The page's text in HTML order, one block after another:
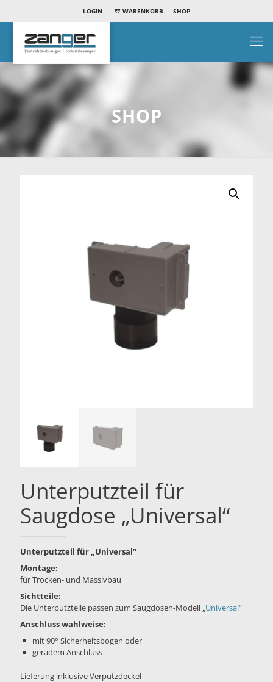
LOGIN WARENKORB SHOP
SHOP
Unterputzteil für
Saugdose „Universal“
Unterputzteil für „Universal“
Montage:
für Trocken- und Massivbau
Sichtteile:
Die Unterputzteile passen zum Saugdosen-Modell „ Universal“
Anschluss wahlweise:
mit 90° Sicherheitsbogen oder
geradem Anschluss
Lieferung inklusive Verputzdeckel